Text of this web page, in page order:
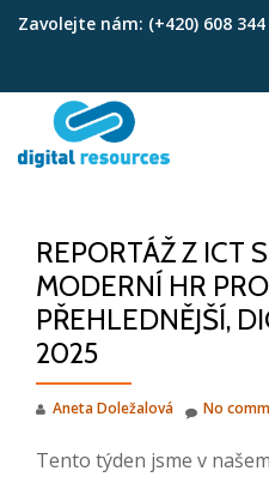
Zavolejte nám: (+420) 608
REPORTÁŽ Z ICT
MODERNÍ HR
PŘEHLEDNĚJŠÍ,
2025
Aneta Doležalová No
Tento týden jsme v